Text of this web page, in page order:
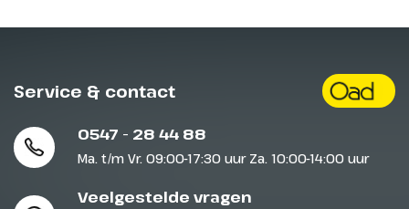
Service & contact
0547 - 28 44 88
Ma. t/m Vr. 09:00-17:30 uur Za. 10:00-14:00 uur
Veelgestelde vragen